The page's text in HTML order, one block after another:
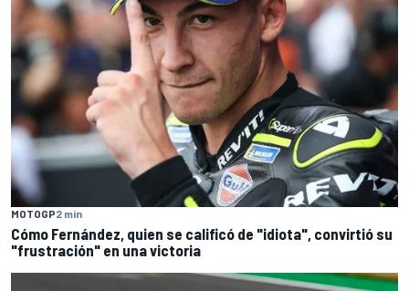
MOTOGP2 min
Cómo Fernández, quien se calificó de "idiota", convirtió su
"frustración" en una victoria